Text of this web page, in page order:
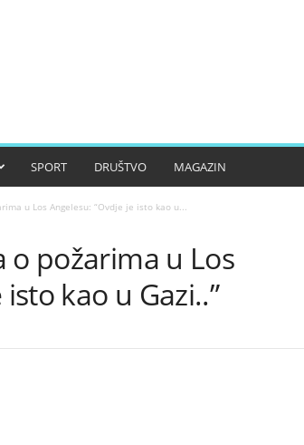
SPORT DRUŠTVO MAGAZIN
u Los Angelesu: “Ovdje je isto kao u...
o požarima u Los
kao u Gazi..”